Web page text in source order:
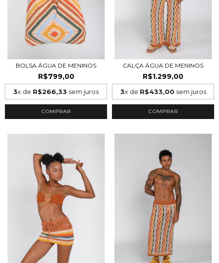
BOLSA ÁGUA DE MENINOS
R$799,00
3x de R$266,33 sem juros
COMPRAR
CALÇA ÁGUA DE MENINOS
R$1.299,00
3x de R$433,00 sem juros
COMPRAR